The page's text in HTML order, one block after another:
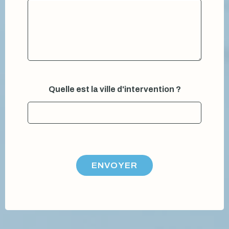
Quelle est la ville d'intervention ?
ENVOYER